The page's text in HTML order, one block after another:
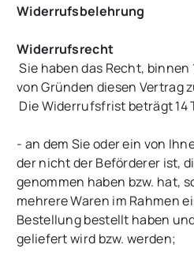
Widerrufsbelehrung
Widerrufsrecht
Sie haben das Recht, binnen
von Gründen diesen Vertrag
Die Widerrufsfrist beträgt 14
- an dem Sie oder ein von
der nicht der Beförderer ist,
genommen haben bzw. hat,
mehrere Waren im Rahmen
Bestellung bestellt haben
geliefert wird bzw. werden;